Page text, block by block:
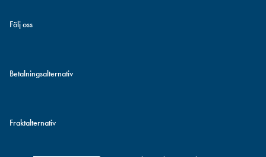
Följ oss
Betalningsalternativ
Fraktalternativ